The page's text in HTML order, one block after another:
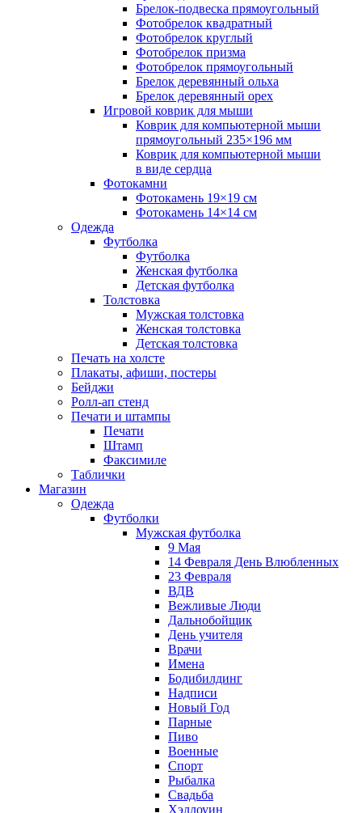
Брелок-подвеска прямоугольный
Фотобрелок квадратный
Фотобрелок круглый
Фотобрелок призма
Фотобрелок прямоугольный
Брелок деревянный ольха
Брелок деревянный орех
Игровой коврик для мыши
Коврик для компьютерной мыши
прямоугольный 235×196 мм
Коврик для компьютерной мыши
в виде сердца
Фотокамни
Фотокамень 19×19 см
Фотокамень 14×14 см
Одежда
Футболка
Футболка
Женская футболка
Детская футболка
Толстовка
Мужская толстовка
Женская толстовка
Детская толстовка
Печать на холсте
Плакаты, афиши, постеры
Бейджи
Ролл-ап стенд
Печати и штампы
Печати
Штамп
Факсимиле
Таблички
Магазин
Одежда
Футболки
Мужская футболка
9 Мая
14 Февраля День Влюбленных
23 Февраля
ВДВ
Вежливые Люди
Дальнобойщик
День учителя
Врачи
Имена
Бодибилдинг
Надписи
Новый Год
Парные
Пиво
Военные
Спорт
Рыбалка
Свадьба
Хэллоуин